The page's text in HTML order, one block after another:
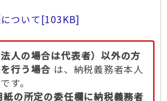
ついて[103KB]
人の場合は代表者）以外の方
行う場合 は、納税義務者本人
す。
紙の所定の委任欄に納税義務者